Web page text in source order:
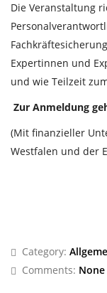
Die Veranstaltung
Expertinnen und
und wie Teilzeit
Zur Anmeldung
(Mit finanzieller
Westfalen und der
Category:
Comments: None